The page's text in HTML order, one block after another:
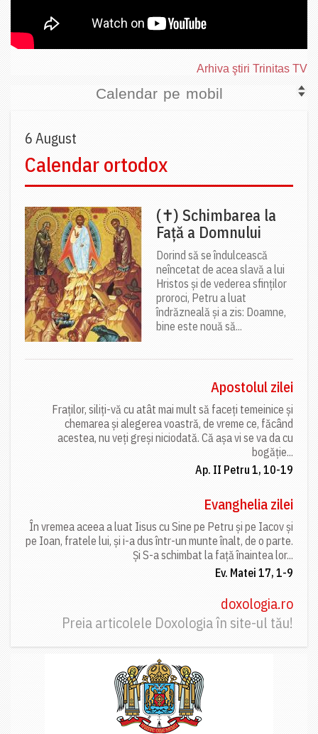
Arhiva ştiri Trinitas TV
Calendar pe mobil
6 August
Calendar ortodox
(✝) Schimbarea la
Față a Domnului
Dorind să se îndulcească
neîncetat de acea slavă a lui
Hristos și de vederea sfinților
proroci, Petru a luat
îndrăzneală și a zis: Doamne,
bine este nouă să...
Apostolul zilei
Fraților, siliți-vă cu atât mai mult să faceți temeinice și
chemarea și alegerea voastră, de vreme ce, făcând
acestea, nu veți greși niciodată. Că așa vi se va da cu
bogăție...
Ap. II Petru 1, 10-19
Evanghelia zilei
În vremea aceea a luat Iisus cu Sine pe Petru și pe Iacov și
pe Ioan, fratele lui, și i-a dus într-un munte înalt, de o parte.
Și S-a schimbat la față înaintea lor...
Ev. Matei 17, 1-9
doxologia.ro
Preia articolele Doxologia în site-ul tău!